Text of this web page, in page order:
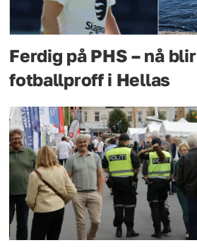
Ferdig på PHS – nå
fotballproff i Hellas